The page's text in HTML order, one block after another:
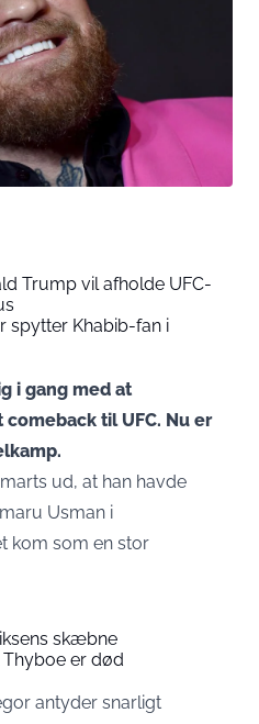
Trump vil afholde UFC-
spytter Khabib-fan i
i gang med at
til UFC. Nu er
ud, at han havde
Usman i
kom som en stor
skæbne
er død
antyder snarligt